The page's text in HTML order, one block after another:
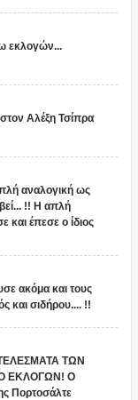
εκλογών...
Αλέξη Τσίπρα
αναλογική ως
!! Η απλή
και έπεσε ο ίδιος
ακόμα και τους
και σιδήρου.... !!
ΤΩΝ
ΕΚΛΟΓΩΝ! Ο
Πορτοσάλτε